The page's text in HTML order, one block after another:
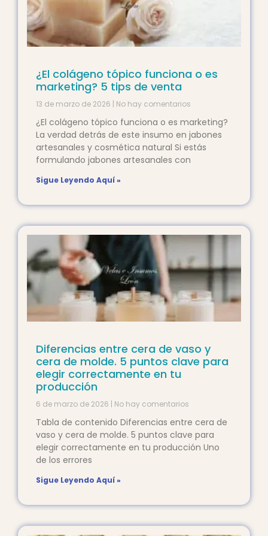
¿El colágeno tópico funciona o es
marketing? 5 tips de venta
13 de marzo de 2026 No hay comentarios
¿El colágeno tópico funciona o es marketing?
La verdad detrás de este insumo en jabones
artesanales y cosmética natural Si estás
formulando jabones artesanales con
Sigue Leyendo Aquí »
Diferencias entre cera de vaso y
cera de molde. 5 puntos clave para
elegir correctamente en tu
producción
6 de marzo de 2026 No hay comentarios
Tabla de contenido Diferencias entre cera de
vaso y cera de molde. 5 puntos clave para
elegir correctamente en tu producción Uno
de los errores
Sigue Leyendo Aquí »